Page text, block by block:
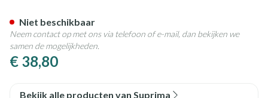
€ 38,80
Niet beschikbaar
Neem contact op met ons via telefoon of e-mail, dan bekijken we
samen de mogelijkheden.
Bekijk alle producten van Suprima